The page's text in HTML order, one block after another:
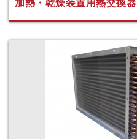
加熱・乾燥装置用熱交換器